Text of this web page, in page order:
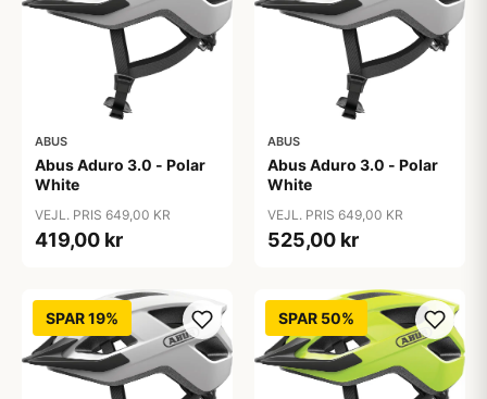
ABUS
Abus Aduro 3.0 - Polar
White
VEJL. PRIS 649,00 KR
419,00 kr
ABUS
Abus Aduro 3.0 - Polar
White
VEJL. PRIS 649,00 KR
525,00 kr
SPAR 19% SPAR 50%